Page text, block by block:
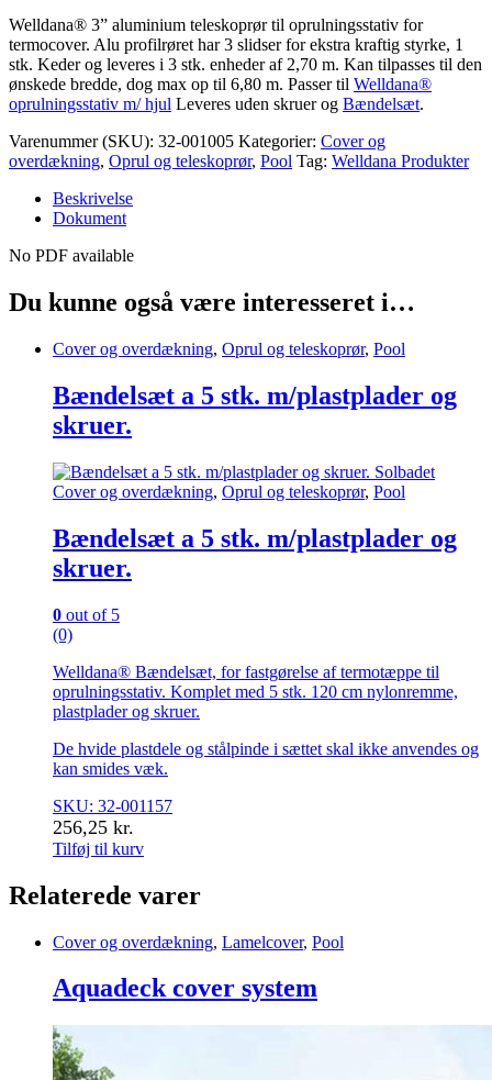
quantity
Welldana® 3” aluminium teleskoprør til oprulningsstativ for
termocover. Alu profilrøret har 3 slidser for ekstra kraftig styrke, 1
stk. Keder og leveres i 3 stk. enheder af 2,70 m. Kan tilpasses til den
ønskede bredde, dog max op til 6,80 m. Passer til Welldana®
oprulningsstativ m/ hjul Leveres uden skruer og Bændelsæt.
Varenummer (SKU): 32-001005 Kategorier: Cover og
overdækning, Oprul og teleskoprør, Pool Tag: Welldana Produkter
Beskrivelse
Dokument
No PDF available
Du kunne også være interesseret i…
Cover og overdækning, Oprul og teleskoprør, Pool
Bændelsæt a 5 stk. m/plastplader og
skruer.
Cover og overdækning, Oprul og teleskoprør, Pool
Bændelsæt a 5 stk. m/plastplader og
skruer.
0 out of 5
(0)
Welldana® Bændelsæt, for fastgørelse af termotæppe til
oprulningsstativ. Komplet med 5 stk. 120 cm nylonremme,
plastplader og skruer.
De hvide plastdele og stålpinde i sættet skal ikke anvendes og
kan smides væk.
SKU: 32-001157
256,25 kr.
Tilføj til kurv
Relaterede varer
Cover og overdækning, Lamelcover, Pool
Aquadeck cover system